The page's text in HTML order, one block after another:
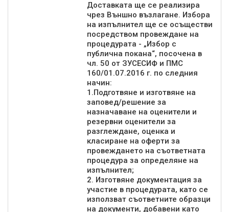
Доставката ще се реализира
чрез Външно възлагане. Избора
на изпълнител ще се осъществи
посредством провеждане на
процедурата - „Избор с
публична покана“, посочена в
чл. 50 от ЗУСЕСИФ и ПМС
160/01.07.2016 г. по следния
начин:
1.Подготвяне и изготвяне на
заповед/решение за
назначаване на оценители и
резервни оценители за
разглеждане, оценка и
класиране на оферти за
провеждането на съответнатa
процедура за определяне на
изпълнител;
2. Изготвяне документация за
участие в процедурата, като се
използват съответните образци
на документи, добавени като